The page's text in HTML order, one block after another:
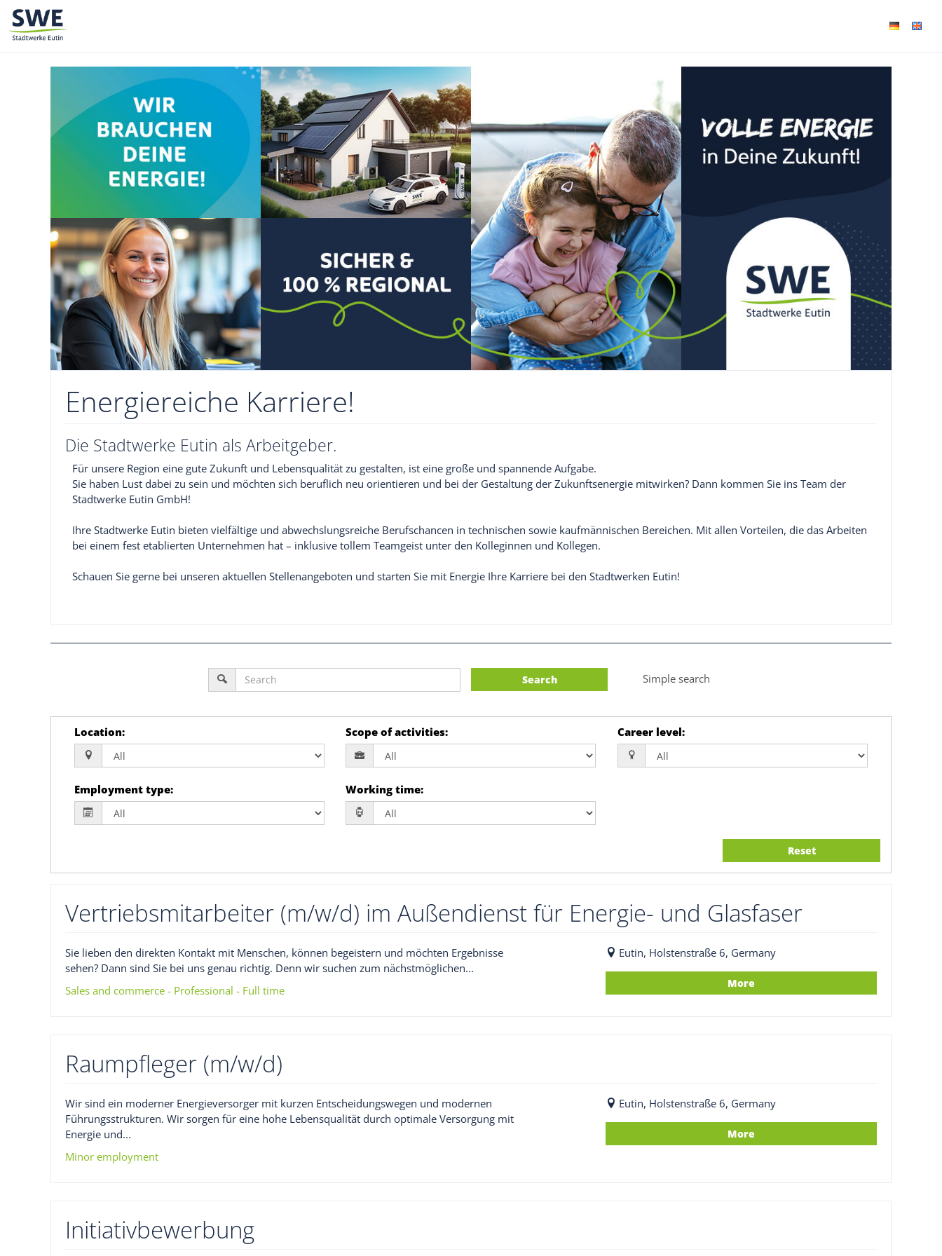
Energiereiche Karriere!
Die Stadtwerke Eutin als Arbeitgeber.
Für unsere Region eine gute Zukunft und Lebensqualität zu gestalten, ist eine große und spannende Aufgabe.
Sie haben Lust dabei zu sein und möchten sich beruflich neu orientieren und bei der Gestaltung der Zukunftsenergie mitwirken? Dann kommen Sie ins Team der
Stadtwerke Eutin GmbH!
Ihre Stadtwerke Eutin bieten vielfältige und abwechslungsreiche Berufschancen in technischen sowie kaufmännischen Bereichen. Mit allen Vorteilen, die das Arbeiten
bei einem fest etablierten Unternehmen hat – inklusive tollem Teamgeist unter den Kolleginnen und Kollegen.
Schauen Sie gerne bei unseren aktuellen Stellenangeboten und starten Sie mit Energie Ihre Karriere bei den Stadtwerken Eutin!
Search Simple search
Location: Scope of activities: Career level:
Employment type: Working time:
Reset
Vertriebsmitarbeiter (m/w/d) im Außendienst für Energie- und Glasfaser
Sie lieben den direkten Kontakt mit Menschen, können begeistern und möchten Ergebnisse
sehen? Dann sind Sie bei uns genau richtig. Denn wir suchen zum nächstmöglichen...
Sales and commerce - Professional - Full time
Eutin, Holstenstraße 6, Germany
More
Raumpfleger (m/w/d)
Wir sind ein moderner Energieversorger mit kurzen Entscheidungswegen und modernen
Führungsstrukturen. Wir sorgen für eine hohe Lebensqualität durch optimale Versorgung mit
Energie und...
Minor employment
Eutin, Holstenstraße 6, Germany
More
Initiativbewerbung